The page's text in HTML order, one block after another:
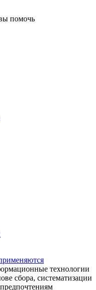
помочь
технологии
сбора, систематизации